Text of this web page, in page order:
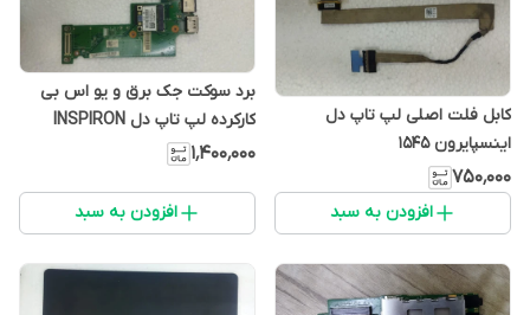
کابل فلت اصلی لپ تاپ دل
اینسپایرون 1545
۷۵۰٬۰۰۰
افزودن به سبد
برد سوکت جک برق و یو اس بی
کارکرده لپ تاپ دل INSPIRON
N5010
۱٬۴۰۰٬۰۰۰
افزودن به سبد